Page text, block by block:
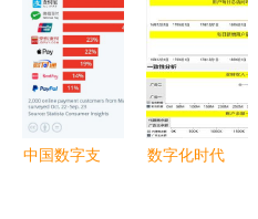
天倒计时）
建设指南
（试行）》
数字内容服
务成为关键
支撑
中国数字支
数字化时代